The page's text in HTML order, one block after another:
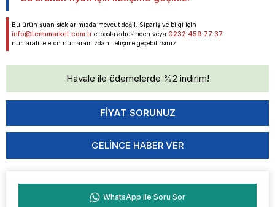
Bu ürün şuan stoklarımızda mevcut değil. Sipariş ve bilgi için
info@termmarket.com.tr e-posta adresinden veya 0232 459 77 37
numaralı telefon numaramızdan iletişime geçebilirsiniz
Havale ile ödemelerde %2 indirim!
GELINCE HABER VER
WhatsApp ile Soru Sor